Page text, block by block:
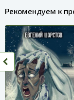
Рекомендуем к